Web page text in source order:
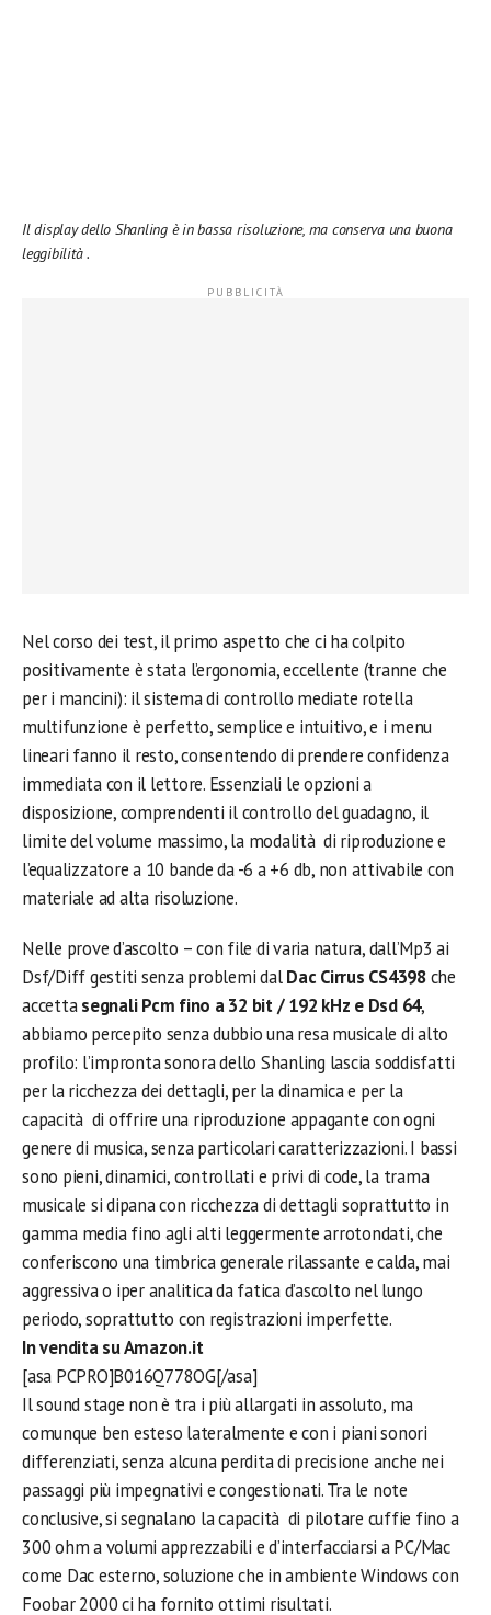
Il display dello Shanling è in bassa risoluzione, ma conserva una buona
leggibilità .
Nel corso dei test, il primo aspetto che ci ha colpito
positivamente è stata l’ergonomia, eccellente (tranne che
per i mancini): il sistema di controllo mediate rotella
multifunzione è perfetto, semplice e intuitivo, e i menu
lineari fanno il resto, consentendo di prendere confidenza
immediata con il lettore. Essenziali le opzioni a
disposizione, comprendenti il controllo del guadagno, il
limite del volume massimo, la modalità di riproduzione e
l’equalizzatore a 10 bande da -6 a +6 db, non attivabile con
materiale ad alta risoluzione.
Nelle prove d’ascolto – con file di varia natura, dall’Mp3 ai
Dsf/Diff gestiti senza problemi dalDac Cirrus CS4398che
accettasegnali Pcm fino a 32 bit / 192 kHz e Dsd 64,
abbiamo percepito senza dubbio una resa musicale di alto
profilo: l’impronta sonora dello Shanling lascia soddisfatti
per la ricchezza dei dettagli, per la dinamica e per la
capacità di offrire una riproduzione appagante con ogni
genere di musica, senza particolari caratterizzazioni. I bassi
sono pieni, dinamici, controllati e privi di code, la trama
musicale si dipana con ricchezza di dettagli soprattutto in
gamma media fino agli alti leggermente arrotondati, che
conferiscono una timbrica generale rilassante e calda, mai
aggressiva o iper analitica da fatica d’ascolto nel lungo
periodo, soprattutto con registrazioni imperfette.
In vendita su Amazon.it
[asa PCPRO]B016Q778OG[/asa]
Il sound stage non è tra i più allargati in assoluto, ma
comunque ben esteso lateralmente e con i piani sonori
differenziati, senza alcuna perdita di precisione anche nei
passaggi più impegnativi e congestionati. Tra le note
conclusive, si segnalano la capacità di pilotare cuffie fino a
300 ohm a volumi apprezzabili e d’interfacciarsi a PC/Mac
come Dac esterno, soluzione che in ambiente Windows con
Foobar 2000 ci ha fornito ottimi risultati.